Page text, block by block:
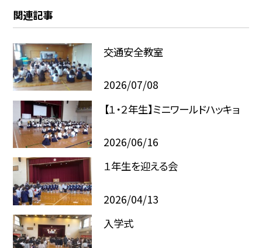
関連記事
交通安全教室
2026/07/08
【１・２年生】ミニワールドハッキョ
2026/06/16
１年生を迎える会
2026/04/13
入学式